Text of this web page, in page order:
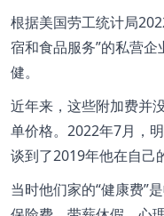
根据美国劳工统计局
宿和食品服务”的私营
健。
近年来，这些附加费并
单价格。2022年7月，
谈到了2019年他在自己
当时他们家的“健康费”